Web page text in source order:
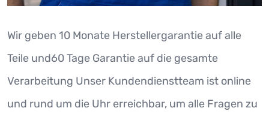
Wir geben 10 Monate Herstellergarantie auf alle
Teile und60 Tage Garantie auf die gesamte
Verarbeitung Unser Kundendienstteam ist online
und rund um die Uhr erreichbar, um alle Fragen zu